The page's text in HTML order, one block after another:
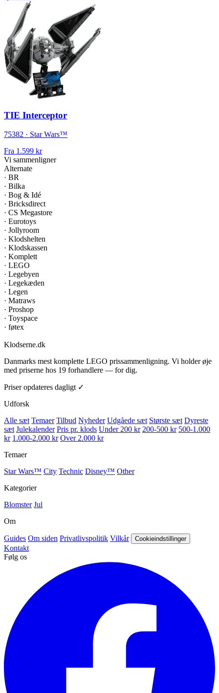
TIE Interceptor
75382 · Star Wars™
Fra 1.599 kr
Vi sammenligner
Alternate
· BR
· Bilka
· Bog & Idé
· Bricksdirect
· CS Megastore
· Eurotoys
· Jollyroom
· Klodshelten
· Klodskassen
· Komplett
· LEGO
· Legebyen
· Legekæden
· Legen
· Matraws
· Proshop
· Toyspace
· føtex
Klodserne.dk
Danmarks mest komplette LEGO prissammenligning. Vi holder øje
med priserne hos 19 forhandlere — for dig.
Priser opdateres dagligt ✓
Udforsk
Alle sæt Temaer Tilbud Nyheder Udgåede sæt Største sæt Dyreste
sæt Julekalender Pris pr. klods Under 200 kr 200-500 kr 500-1.000
kr 1.000-2.000 kr Over 2.000 kr
Temaer
Star Wars™ City Technic Disney™ Other
Kategorier
Blomster Jul
Om
Guides Om siden Privatlivspolitik Vilkår Cookieindstillinger
Kontakt
Følg os